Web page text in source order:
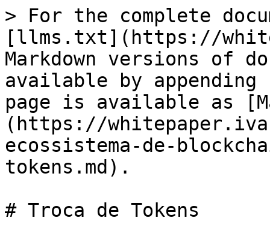
> For the complete
[llms.txt](https://
Markdown versions of
available by
page is available as
(https://
ecossistema-de-
tokens.md).
# Troca de Tokens